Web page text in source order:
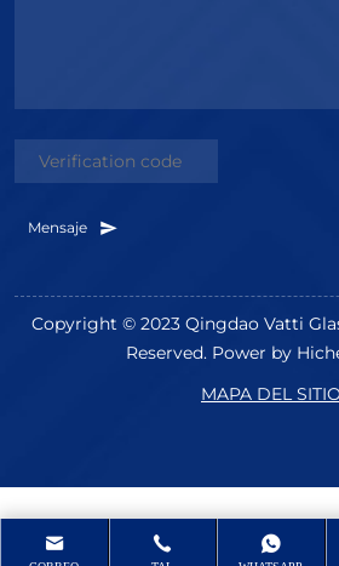
Mensaje
Copyright © 2023 Qingdao Vatti
Reserved. Power by
MAPA DEL SITIO